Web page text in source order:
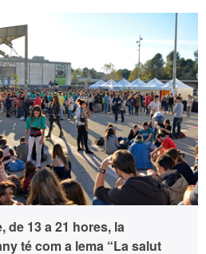
de 13 a 21 hores, la
té com a lema “La salut